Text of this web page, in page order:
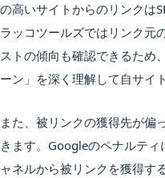
の高いサイトからのリンクは
ラッコツールズではリンク元
ストの傾向も確認できるため
ーン」を深く理解して自サイ
また、被リンクの獲得先が偏
きます。Googleのペナルテ
ャネルから被リンクを獲得す